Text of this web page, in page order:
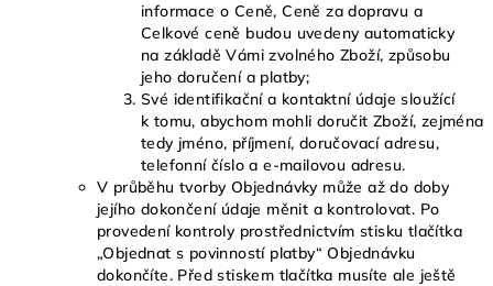
informace o Ceně, Ceně za dopravu a
Celkové ceně budou uvedeny automaticky
na základě Vámi zvolného Zboží, způsobu
jeho doručení a platby;
Své identifikační a kontaktní údaje sloužící
k tomu, abychom mohli doručit Zboží, zejména
tedy jméno, příjmení, doručovací adresu,
telefonní číslo a e-mailovou adresu.
V průběhu tvorby Objednávky může až do doby
jejího dokončení údaje měnit a kontrolovat. Po
provedení kontroly prostřednictvím stisku tlačítka
„Objednat s povinností platby“ Objednávku
dokončíte. Před stiskem tlačítka musíte ale ještě